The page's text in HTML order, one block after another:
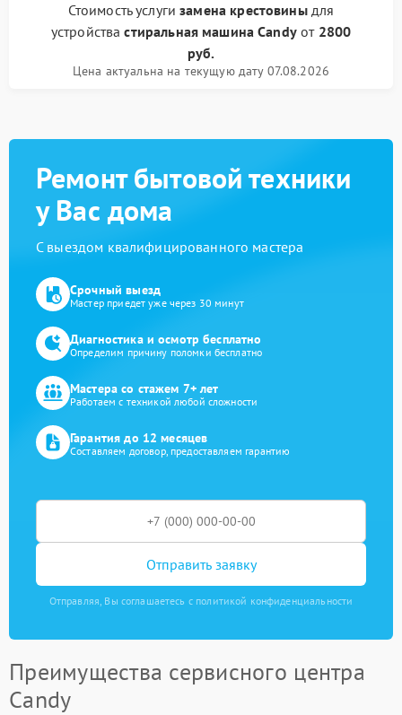
Стоимость услугизамена крестовиныдля
устройствастиральная машина Candyот 2800
руб.
Цена актуальна на текущую дату 07.08.2026
Ремонт бытовой техники
у Вас дома
С выездом квалифицированного мастера
Срочный выезд
Мастер приедет уже через 30 минут
Диагностика и осмотр бесплатно
Определим причину поломки бесплатно
Мастера со стажем 7+ лет
Работаем с техникой любой сложности
Гарантия до 12 месяцев
Составляем договор, предоставляем гарантию
Отправить заявку
Отправляя, Вы соглашаетесь с политикой конфиденциальности
Преимущества сервисного центра
Candy